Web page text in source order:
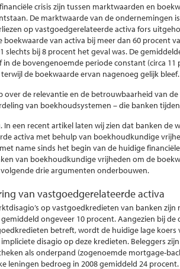
crisis zijn tussen marktwaarden en
De marktwaarde van de ondernemingen
op vastgoedgerelateerde activa fors
boekwaarde van activa bij meer dan 60 procent
slechts bij 8 procent het geval was. De
in de bovengenoemde periode constant (circa
de boekwaarde ervan nagenoeg gelijk bleef.
over de relevantie en de betrouwbaarheid van
van boekhoudsystemen – die banken
In een recent artikel laten wij zien dat banken de
activa met behulp van boekhoudkundige
name sinds het begin van de huidige
van boekhoudkundige vrijheden om de
drie argumenten onderbouwen.
van vastgoedgerelateerde activa
op vastgoedkredieten van banken
ongeveer 10 procent. Aangezien bij
betreft, wordt de huidige lage
disagio op deze kredieten. Beleggers
als onderpand (zogenoemde mortgage-
leningen bedroeg in 2008 gemiddeld 24